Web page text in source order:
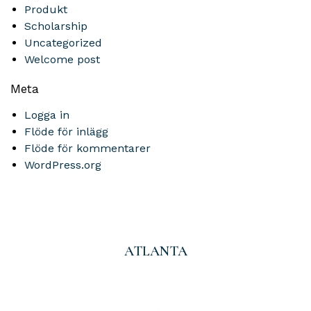
Produkt
Scholarship
Uncategorized
Welcome post
Meta
Logga in
Flöde för inlägg
Flöde för kommentarer
WordPress.org
ATLANTA